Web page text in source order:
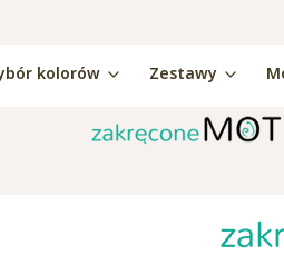
kolorów Zestawy